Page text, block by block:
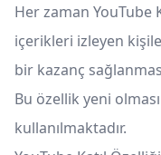
Her zaman YouTube
içerikleri izleyen
bir kazanç
Bu özellik yeni
kullanılmaktadır.